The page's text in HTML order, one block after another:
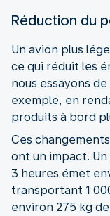
Réduction du
Un avion plus
ce qui réduit les
nous essayons
exemple, en
produits à bord
Ces
ont un impact. Un
3 heures émet
transportant 1
environ 275 kg